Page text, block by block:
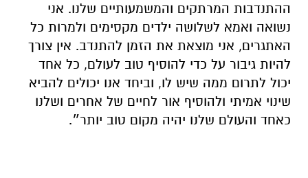
ההתנדבות המרתקים והמשמעותיים שלנו. אני
נשואה ואמא לשלושה ילדים מקסימים ולמרות כל
האתגרים, אני מוצאת את הזמן להתנדב. אין צורך
להיות גיבור על כדי להוסיף טוב לעולם, כל אחד
יכול לתרום ממה שיש לו, וביחד אנו יכולים להביא
שינוי אמיתי ולהוסיף אור לחיים של אחרים ושלנו
כאחד והעולם שלנו יהיה מקום טוב יותר״.